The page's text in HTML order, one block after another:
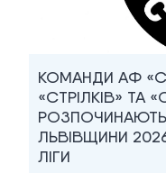
КОМАНДИ АФ
«СТРІЛКІВ» ТА
РОЗПОЧИНАЮТЬ
ЛЬВІВЩИНИ
ЛІГИ